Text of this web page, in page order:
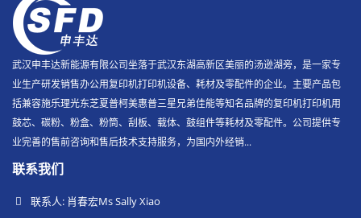
武汉申丰达新能源有限公司坐落于武汉东湖高新区美丽的汤逊湖旁，是一家专
业生产研发销售办公用复印机打印机设备、耗材及零配件的企业。主要产品包
括兼容施乐理光东芝夏普柯美惠普三星兄弟佳能等知名品牌的复印机打印机用
鼓芯、碳粉、粉盒、粉筒、刮板、载体、鼓组件等耗材及零配件。公司提供专
业完善的售前咨询和售后技术支持服务，为国内外经销...
联系我们
联系人: 肖春宏Ms Sally Xiao